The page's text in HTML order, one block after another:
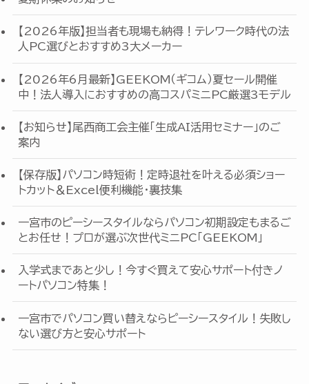
【2026年版】担当者も現場も納得！テレワーク時代の法
人PC選びとおすすめ3大メーカー
【2026年6月最新】GEEKOM（ギコム）夏セール開催
中！法人導入におすすめの高コスパミニPC厳選3モデル
【お知らせ】尾西商工会主催「生成AI活用セミナー」のご
案内
【保存版】パソコン時短術！定時退社を叶える必須ショー
トカット＆Excel便利機能・裏技集
一宮市のピーシースタイルならパソコン初期設定もまるご
とお任せ！プロが選ぶ次世代ミニPC「GEEKOM」
入学式まであと少し！今すぐ買えて安心サポート付きノ
ートパソコン特集！
一宮市でパソコン買い替えならピーシースタイル！失敗し
ない選び方と安心サポート